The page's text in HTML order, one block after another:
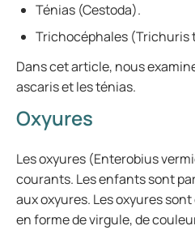
Ténias (Cestoda).
Trichocéphales (Trichuris
Dans cet article, nous
ascaris et les ténias.
Oxyures
Les oxyures (Enterobius
courants. Les enfants sont
aux oxyures. Les oxyures
en forme de virgule, de